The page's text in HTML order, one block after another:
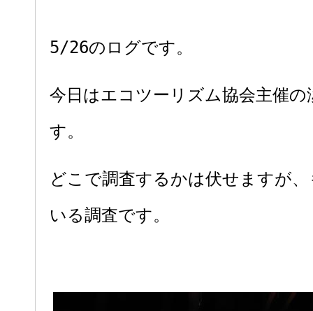
5/26のログです。
今日はエコツーリズム協会主催の
す。
どこで調査するかは伏せますが
いる調査です。